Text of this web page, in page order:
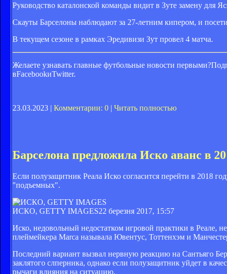
Руководство каталонской команды видит в Зуте замену для
Скауты Барселоны наблюдают за 27-летним кипером, и
В текущем сезоне в рамках Эредивизи Зут провел 4 матча.
Желаете узнавать главные футбольные новости
вFacebookиTwitter.
23.03.2023 | Комментарии: 0 | Читать полностью
Барселона предложила Иско аванс в
Если полузащитник Реала Иско согласится перейти в 2018
"подъемных".
ИСКО, GETTY IMAGES22 березня 2017, 15:57
Иско, недовольный недостатком игровой практики в Реале,
плеймейкера Marca называла Ювентус, Тоттенхэм и
Последний вариант вызвал нервную реакцию на Сантьяго
заклятого слперника, однако если полузащитник уйдет в
рычаги влияния на ситуацию.